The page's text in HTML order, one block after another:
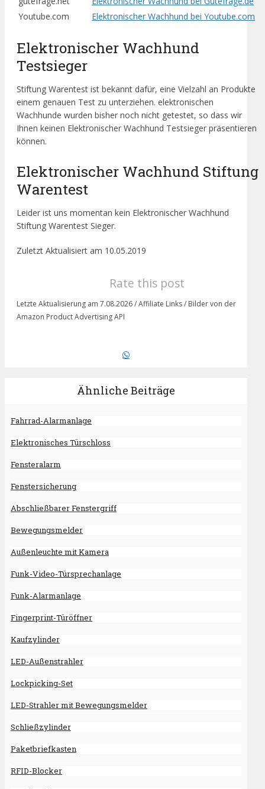
Youtube.com
Elektronischer Wachhund bei Youtube.com
Elektronischer Wachhund
Testsieger
Stiftung Warentest ist bekannt dafür, eine Vielzahl an Produkte
einem genauen Test zu unterziehen. elektronischen
Wachhunde wurden bisher noch nicht getestet, so dass wir
Ihnen keinen Elektronischer Wachhund Testsieger präsentieren
können.
Elektronischer Wachhund Stiftung
Warentest
Leider ist uns momentan kein Elektronischer Wachhund
Stiftung Warentest Sieger.
Zuletzt Aktualisiert am 10.05.2019
Rate this post
Letzte Aktualisierung am 7.08.2026 / Affiliate Links / Bilder von der
Amazon Product Advertising API
Ähnliche Beiträge
Fahrrad-Alarmanlage
Elektronisches Türschloss
Fensteralarm
Fenstersicherung
Abschließbarer Fenstergriff
Bewegungsmelder
Außenleuchte mit Kamera
Funk-Video-Türsprechanlage
Funk-Alarmanlage
Fingerprint-Türöffner
Kaufzylinder
LED-Außenstrahler
Lockpicking-Set
LED-Strahler mit Bewegungsmelder
Schließzylinder
Paketbriefkasten
RFID-Blocker